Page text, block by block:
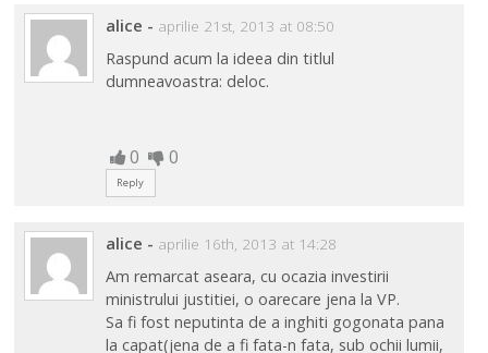
alice - aprilie 21st, 2013 at 08:50
Raspund acum la ideea din titlul
dumneavoastra: deloc.
0 0
Reply
alice - aprilie 16th, 2013 at 14:28
Am remarcat aseara, cu ocazia investirii
ministrului justitiei, o oarecare jena la VP.
Sa fi fost neputinta de a inghiti gogonata pana
la capat(jena de a fi fata-n fata, sub ochii lumii,